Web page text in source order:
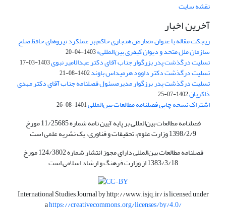
نقشه سایت
آخرین اخبار
ریجکت مقاله با عنوان «تعارض هنجاری حاکم بر عملکرد نیروهای حافظ صلح
سازمان ملل متحد و دیوان کیفری بین‌المللی»1403-04-20
تسلیت درگذشت پدر بزرگوار جناب آقای دکتر عبدالامیر نبوی1403-03-17
تسلیت درگذشت دکتر داوود هرمیداس باوند1402-08-21
تسلیت درگذشت پدر برزگوار مدیرمسئول فصلنامه جناب آقای دکتر مهدی
ذاکریان1402-07-25
اشتراک نسخه چاپی فصلنامه مطالعات بین‌المللی1401-08-26
فصلنامه مطالعات بین‌المللی بر پایه آیین نامه شماره 11/25685 مورخ
1398/2/9 وزارت علوم، تحقیقات و فناوری، یک نشریه علمی است
فصلنامه مطالعات بین‌المللی دارای مجوز انتشار شماره 124/3802 مورخ
1383/3/18 از وزارت فرهنگ و ارشاد اسلامی است
International Studies Journal byhttp://www.isjq.ir/is licensed under
ahttps://creativecommons.org/licenses/by/4.0/